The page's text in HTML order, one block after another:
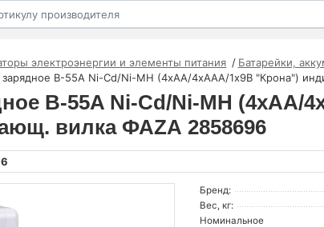
электроэнергии и элементы питания Батарейки,
зарядное B-55A Ni-Cd/Ni-MH (4хAA/4хAAA/1х9В "Крона")
B-55A Ni-Cd/Ni-MH (4хAA/
вилка ФАZА 2858696
Бренд:
Вес, кг:
Номинальное